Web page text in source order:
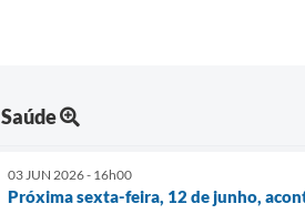
Saúde
03 JUN 2026 - 16h00
Próxima sexta-feira, 12 de junho,